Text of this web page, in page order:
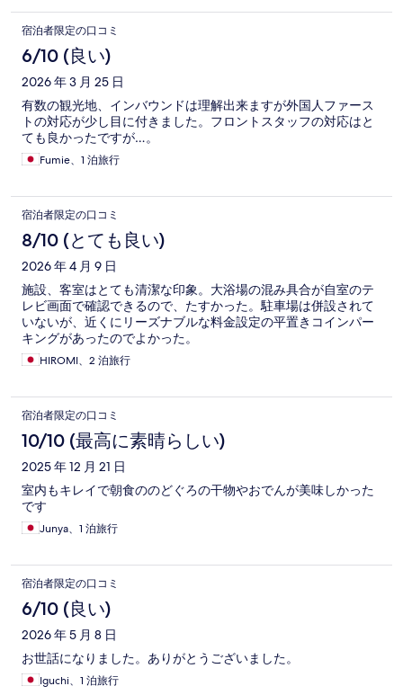
宿泊者限定の口コミ
6/10 (良い)
2026 年 3 月 25 日
有数の観光地、インバウンドは理解出来ますが外国人ファース
トの対応が少し目に付きました。フロントスタッフの対応はと
ても良かったですが…。
Fumie、1 泊旅行
宿泊者限定の口コミ
8/10 (とても良い)
2026 年 4 月 9 日
施設、客室はとても清潔な印象。大浴場の混み具合が自室のテ
レビ画面で確認できるので、たすかった。駐車場は併設されて
いないが、近くにリーズナブルな料金設定の平置きコインパー
キングがあったのでよかった。
HIROMI、2 泊旅行
宿泊者限定の口コミ
10/10 (最高に素晴らしい)
2025 年 12 月 21 日
室内もキレイで朝食ののどぐろの干物やおでんが美味しかった
です
Junya、1 泊旅行
宿泊者限定の口コミ
6/10 (良い)
2026 年 5 月 8 日
お世話になりました。ありがとうございました。
Iguchi、1 泊旅行